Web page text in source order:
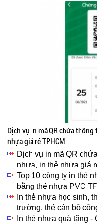
Dịch vụ in mã QR chứa
nhựa giá rẻ TPHCM
Dịch vụ in mã QR
nhựa, in thẻ nhựa giá
Top 10 công ty in thẻ
bằng thẻ nhựa PVC
In thẻ nhựa học sinh,
trường, thẻ cán bộ
In thẻ nhựa quà tặng -